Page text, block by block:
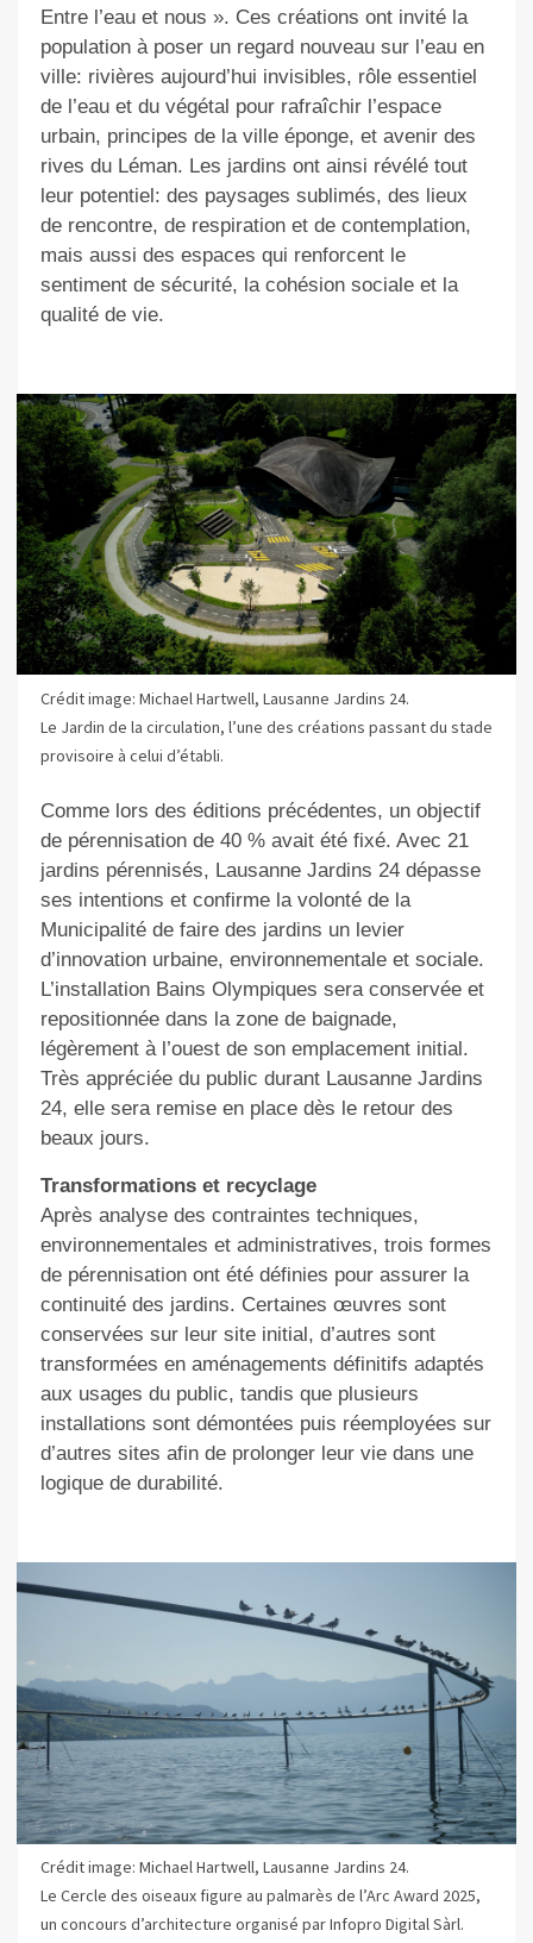
Entre l’eau et nous ». Ces créations ont invité la
population à poser un regard nouveau sur l’eau en
ville: rivières aujourd’hui invisibles, rôle essentiel
de l’eau et du végétal pour rafraîchir l’espace
urbain, principes de la ville éponge, et avenir des
rives du Léman. Les jardins ont ainsi révélé tout
leur potentiel: des paysages sublimés, des lieux
de rencontre, de respiration et de contemplation,
mais aussi des espaces qui renforcent le
sentiment de sécurité, la cohésion sociale et la
qualité de vie.
Crédit image: Michael Hartwell, Lausanne Jardins 24.
Le Jardin de la circulation, l’une des créations passant du stade
provisoire à celui d’établi.
Comme lors des éditions précédentes, un objectif
de pérennisation de 40 % avait été fixé. Avec 21
jardins pérennisés, Lausanne Jardins 24 dépasse
ses intentions et confirme la volonté de la
Municipalité de faire des jardins un levier
d’innovation urbaine, environnementale et sociale.
L’installation Bains Olympiques sera conservée et
repositionnée dans la zone de baignade,
légèrement à l’ouest de son emplacement initial.
Très appréciée du public durant Lausanne Jardins
24, elle sera remise en place dès le retour des
beaux jours.
Transformations et recyclage
Après analyse des contraintes techniques,
environnementales et administratives, trois formes
de pérennisation ont été définies pour assurer la
continuité des jardins. Certaines œuvres sont
conservées sur leur site initial, d’autres sont
transformées en aménagements définitifs adaptés
aux usages du public, tandis que plusieurs
installations sont démontées puis réemployées sur
d’autres sites afin de prolonger leur vie dans une
logique de durabilité.
Crédit image: Michael Hartwell, Lausanne Jardins 24.
Le Cercle des oiseaux figure au palmarès de l’Arc Award 2025,
un concours d’architecture organisé par Infopro Digital Sàrl.